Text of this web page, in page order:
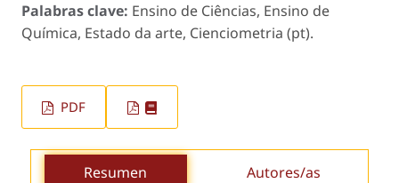
Palabras clave: Ensino de Ciências, Ensino de
Química, Estado da arte, Cienciometria (pt).
PDF
Resumen Autores/as